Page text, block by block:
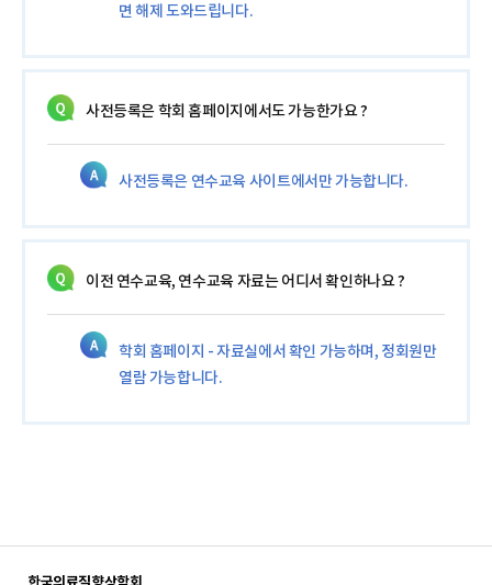
면 해제 도와드립니다.
사전등록은 학회 홈페이지에서도 가능한가요 ?
사전등록은 연수교육 사이트에서만 가능합니다.
이전 연수교육, 연수교육 자료는 어디서 확인하나요 ?
학회 홈페이지 - 자료실에서 확인 가능하며, 정회원만
열람 가능합니다.